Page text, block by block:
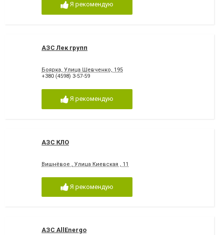
Я рекомендую
АЗС Лек групп
Боярка, Улица Шевченко, 195
+380 (4598) 3-57-59
Я рекомендую
АЗС КЛО
Вишнёвое , Улица Киевская , 11
Я рекомендую
АЗС AllEnergo